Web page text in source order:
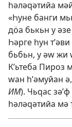
һәләԛәтийа
«Һуне банги
дӧа бькьн у
Һәрге һун
бьбьн, у әԝ жи
Кʹьтеба Пироз
ԝан һʹәмуйан
ИМ). Чьԛас
һәләԛәтийа мә